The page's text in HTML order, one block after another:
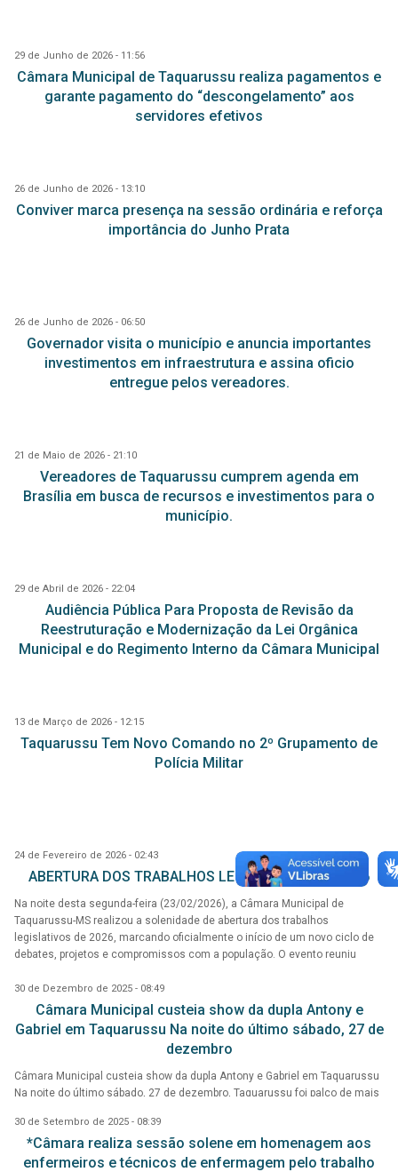
29 de Junho de 2026 - 11:56
Câmara Municipal de Taquarussu realiza pagamentos e
garante pagamento do “descongelamento” aos
servidores efetivos
26 de Junho de 2026 - 13:10
Conviver marca presença na sessão ordinária e reforça
importância do Junho Prata
26 de Junho de 2026 - 06:50
Governador visita o município e anuncia importantes
investimentos em infraestrutura e assina oficio
entregue pelos vereadores.
21 de Maio de 2026 - 21:10
Vereadores de Taquarussu cumprem agenda em
Brasília em busca de recursos e investimentos para o
município.
29 de Abril de 2026 - 22:04
Audiência Pública Para Proposta de Revisão da
Reestruturação e Modernização da Lei Orgânica
Municipal e do Regimento Interno da Câmara Municipal
13 de Março de 2026 - 12:15
Taquarussu Tem Novo Comando no 2º Grupamento de
Polícia Militar
24 de Fevereiro de 2026 - 02:43
ABERTURA DOS TRABALHOS LEGISLATIVOS DE 2026
Na noite desta segunda-feira (23/02/2026), a Câmara Municipal de
Taquarussu-MS realizou a solenidade de abertura dos trabalhos
legislativos de 2026, marcando oficialmente o início de um novo ciclo de
debates, projetos e compromissos com a população. O evento reuniu
fé e responsabilidade pública. A sessão solene foi presidida pelo vereador
e presidente da Casa, Gilso Francisco Filho, que conduziu os trabalhos
com equilíbrio, serenidade e espírito democrático. Em sua fala, destacou a
importância da harmonia entre os Poderes e do comprometimento
coletivo com os interesses da população taquarussuense.A abertura dos
trabalhos legislativos de 2026 simboliza mais do que o cumprimento de
um rito institucional representa o renovado compromisso com a
responsabilidade e do espírito público, a Câmara Municipal inicia seus
trabalhos reafirmando que o verdadeiro propósito da política é servir,
construir e transformar realidades em benefício de toda a população de
30 de Dezembro de 2025 - 08:49
Câmara Municipal custeia show da dupla Antony e
Gabriel em Taquarussu Na noite do último sábado, 27 de
dezembro
Câmara Municipal custeia show da dupla Antony e Gabriel em Taquarussu
Na noite do último sábado, 27 de dezembro, Taquarussu foi palco de mais
frente ao Paço Municipal, a população acompanhou apresentações de
artistas locais e o show da dupla Antony e Gabriel.
30 de Setembro de 2025 - 08:39
*Câmara realiza sessão solene em homenagem aos
enfermeiros e técnicos de enfermagem pelo trabalho